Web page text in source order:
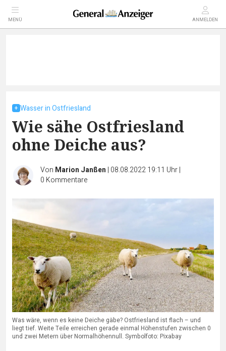
MENÜ ANMELDEN
Wasser in Ostfriesland
Wie sähe Ostfriesland
ohne Deiche aus?
Von Marion Janßen | 08.08.2022 19:11 Uhr|
0 Kommentare
Was wäre, wenn es keine Deiche gäbe? Ostfriesland ist flach – und
liegt tief. Weite Teile erreichen gerade einmal Höhenstufen zwischen 0
und zwei Metern über Normalhöhennull. Symbolfoto: Pixabay